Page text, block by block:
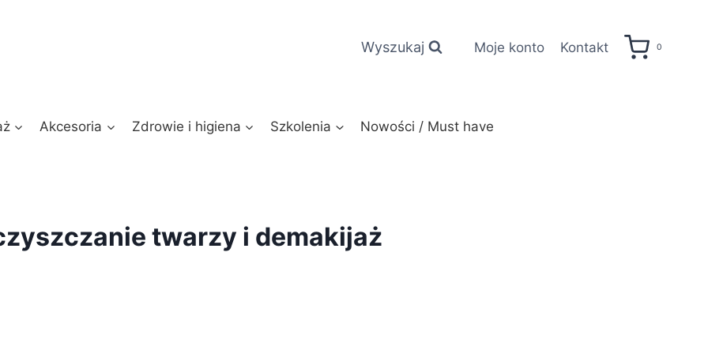
Wyszukaj Moje konto Kontakt 0
Akcesoria Zdrowie i higiena Szkolenia Nowości / Must have
twarzy i demakijaż